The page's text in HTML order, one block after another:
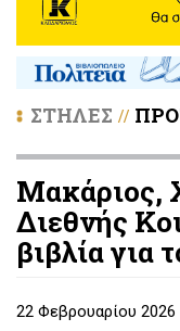
ΣΤΗΛΕΣ //
Μακάριος,
Διεθνής
βιβλία για
22 Φεβρουαρίου 2026